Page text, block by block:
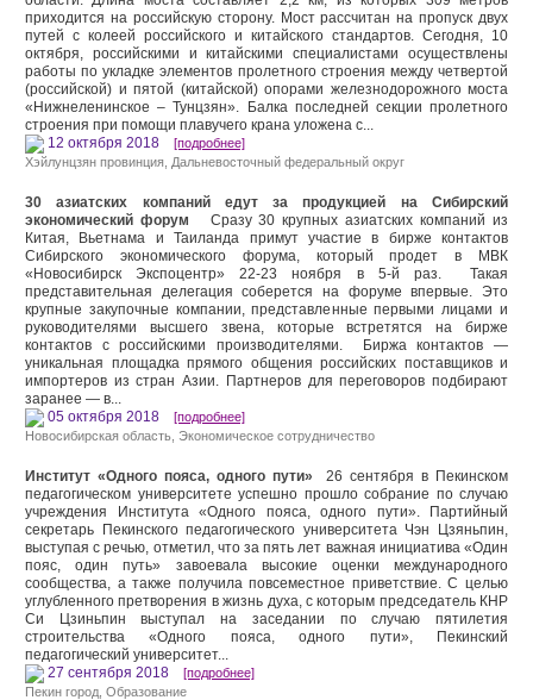
приходится на российскую сторону. Мост рассчитан на пропуск двух
путей с колеей российского и китайского стандартов. Сегодня, 10
октября, российскими и китайскими специалистами осуществлены
работы по укладке элементов пролетного строения между четвертой
(российской) и пятой (китайской) опорами железнодорожного моста
«Нижнеленинское – Тунцзян». Балка последней секции пролетного
строения при помощи плавучего крана уложена с...
12 октября 2018 [подробнее]
Хэйлунцзян провинция Дальневосточный федеральный округ
30 азиатских компаний едут за продукцией на Сибирский
экономический форум
Сразу 30 крупных азиатских компаний из
Китая, Вьетнама и Таиланда примут участие в бирже контактов
Сибирского экономического форума, который продет в МВК
«Новосибирск Экспоцентр» 22-23 ноября в 5-й раз. Такая
представительная делегация соберется на форуме впервые. Это
крупные закупочные компании, представленные первыми лицами и
руководителями высшего звена, которые встретятся на бирже
контактов с российскими производителями. Биржа контактов —
уникальная площадка прямого общения российских поставщиков и
импортеров из стран Азии. Партнеров для переговоров подбирают
заранее — в...
05 октября 2018 [подробнее]
Новосибирская область Экономическое сотрудничество
Институт «Одного пояса, одного пути» 26 сентября в Пекинском
педагогическом университете успешно прошло собрание по случаю
учреждения Института «Одного пояса, одного пути». Партийный
секретарь Пекинского педагогического университета Чэн Цзяньпин,
выступая с речью, отметил, что за пять лет важная инициатива «Один
пояс, один путь» завоевала высокие оценки международного
сообщества, а также получила повсеместное приветствие. С целью
углубленного претворения в жизнь духа, с которым председатель КНР
Си Цзиньпин выступал на заседании по случаю пятилетия
строительства «Одного пояса, одного пути», Пекинский
педагогический университет...
27 сентября 2018 [подробнее]
Пекин город Образование